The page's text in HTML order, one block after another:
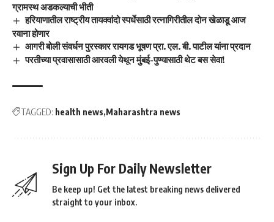
ग्रामस्थ अडकल्याची भीती
हरियाणातील राष्ट्रीय तायक्वांदो स्पर्धेसाठी रत्नागिरीतील दोन खेळाडू आज
रवाना होणार
आगरी बोली संवर्धन पुरस्कार रायगड भूषण प्रा. एल. बी. पाटील यांना प्रदान
परतीच्या प्रवासासाठी आरवली येथून मुंबई-पुण्यासाठी थेट बस सेवा!
TAGGED: health news Maharashtra news
Sign Up For Daily Newsletter
Be keep up! Get the latest breaking news delivered
straight to your inbox.